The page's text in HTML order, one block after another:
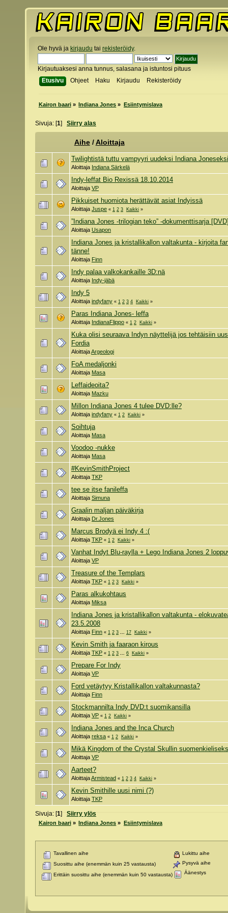
Ole hyvä ja kirjaudu tai rekisteröidy.
Kirjautuaksesi anna tunnus, salasana ja istuntosi pituus
Etusivu
Ohjeet Haku Kirjaudu Rekisteröidy
Kairon baari» Indiana Jones » Esiintymislava
Sivuja: [1] Siirry alas
Aihe/Aloittaja
Twilightistä tuttu vampyyri uudeksi Indiana
Aloittaja Indiana Särkelä
Indy-leffat Bio Rexissä 18.10.2014
Aloittaja VP
Pikkuiset huomiota herättävät asiat Indyissä
Aloittaja Juspe « 1 2 3 Kaikki »
”Indiana Jones -trilogian teko” -dokumenttisarja
Aloittaja Usapon
Indiana Jones ja kristallikallon valtakunta - kirjoita
tänne!
Aloittaja Finn
Indy palaa valkokankaille 3D:nä
Aloittaja Indy-jäbä
Indy 5
Aloittaja indyfany « 1 2 3 4 Kaikki »
Paras Indiana Jones- leffa
Aloittaja IndianaFlippo « 1 2 Kaikki »
Kuka olisi seuraava Indyn näyttelijä jos tehtäisiin
Fordia
AloittajaArgeologi
FoA medaljonki
Aloittaja Masa
Leffaideoita?
Aloittaja Mazku
Millon Indiana Jones 4 tulee DVD:lle?
Aloittaja indyfany « 1 2 Kaikki »
Soihtuja
Aloittaja Masa
Voodoo -nukke
Aloittaja Masa
#KevinSmithProject
Aloittaja TKP
tee se itse fanileffa
Aloittaja Simuna
Graalin maljan päiväkirja
Aloittaja Dr.Jones
Marcus Brodyä ei Indy 4 :(
Aloittaja TKP « 1 2 Kaikki »
Vanhat Indyt Blu-raylla + Lego Indiana Jones 2
Aloittaja VP
Treasure of the Templars
Aloittaja TKP « 1 2 3 Kaikki »
Paras alkukohtaus
Aloittaja Miksa
Indiana Jones ja kristallikallon valtakunta -
23.5.2008
Aloittaja Finn « 1 2 3 ... 17 Kaikki »
Kevin Smith ja faaraon kirous
Aloittaja TKP « 1 2 3 ... 6 Kaikki »
Prepare For Indy
Aloittaja VP
Ford vetäytyy Kristallikallon valtakunnasta?
Aloittaja Finn
Stockmannilta Indy DVD:t suomikansilla
Aloittaja VP « 1 2 Kaikki »
Indiana Jones and the Inca Church
Aloittaja reksa « 1 2 Kaikki »
Mikä Kingdom of the Crystal Skullin
Aloittaja VP
Aarteet?
AloittajaArmistead « 1 2 3 4 Kaikki »
Kevin Smithille uusi nimi (?)
Aloittaja TKP
Sivuja: [1] Siirry ylös
Kairon baari» Indiana Jones » Esiintymislava
Tavallinen aihe
Suosittu aihe (enemmän kuin 25 vastausta)
Erittäin suosittu aihe (enemmän kuin 50 vastausta)
Lukittu aihe
Pysyvä aihe
Äänestys